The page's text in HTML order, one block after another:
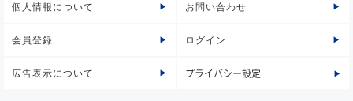
個人情報について お問い合わせ
会員登録 ログイン
広告表示について プライバシー設定